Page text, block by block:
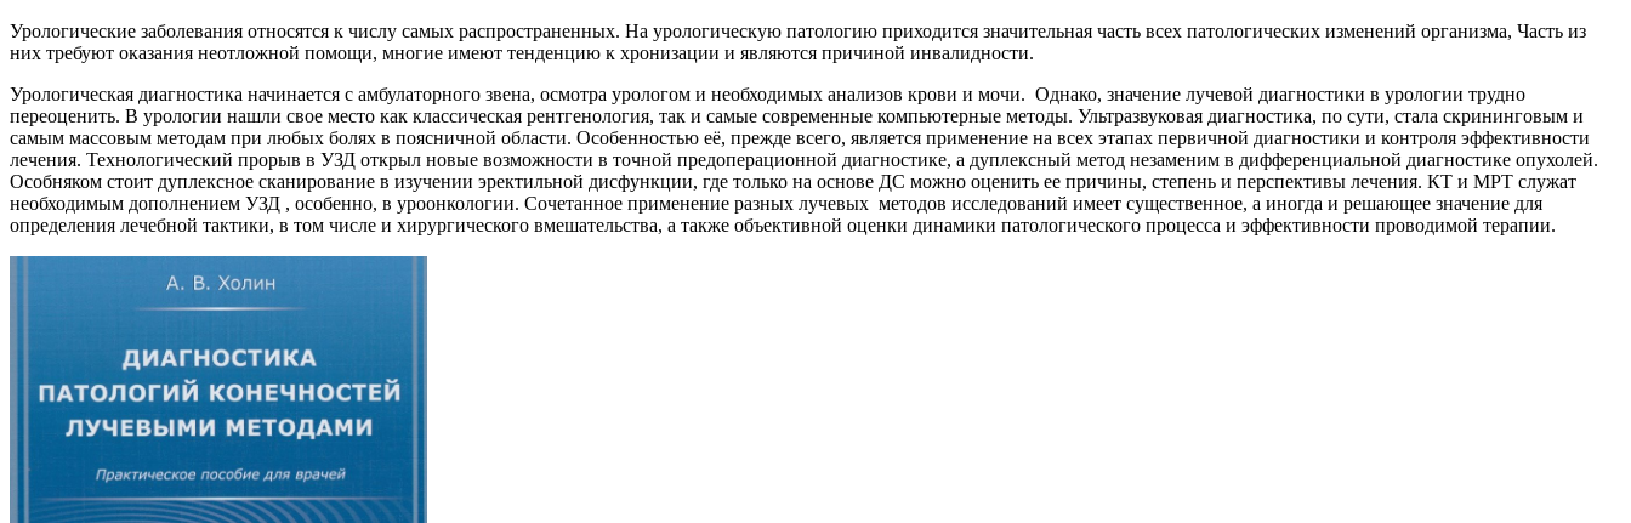
Урологические заболевания относятся к числу самых распространенных. На урологическую патологию приходится значительная часть всех патологических изменений организма, Часть из
них требуют оказания неотложной помощи, многие имеют тенденцию к хронизации и являются причиной инвалидности.
Урологическая диагностика начинается с амбулаторного звена, осмотра урологом и необходимых анализов крови и мочи. Однако, значение лучевой диагностики в урологии трудно
переоценить. В урологии нашли свое место как классическая рентгенология, так и самые современные компьютерные методы. Ультразвуковая диагностика, по сути, стала скрининговым и
самым массовым методам при любых болях в поясничной области. Особенностью её, прежде всего, является применение на всех этапах первичной диагностики и контроля эффективности
лечения. Технологический прорыв в УЗД открыл новые возможности в точной предоперационной диагностике, а дуплексный метод незаменим в дифференциальной диагностике опухолей.
Особняком стоит дуплексное сканирование в изучении эректильной дисфункции, где только на основе ДС можно оценить ее причины, степень и перспективы лечения. КТ и МРТ служат
необходимым дополнением УЗД , особенно, в уроонкологии. Сочетанное применение разных лучевых методов исследований имеет существенное, а иногда и решаю­щее значение для
определения лечебной тактики, в том числе и хирургического вмешательства, а также объек­тивной оценки динамики патологического процесса и эффективности проводимой терапии.